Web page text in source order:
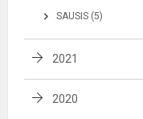
SAUSIS (5)
2021
2020